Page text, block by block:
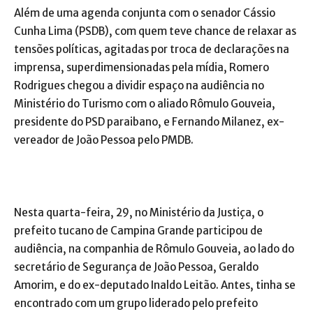
Além de uma agenda conjunta com o senador Cássio
Cunha Lima (PSDB), com quem teve chance de relaxar as
tensões políticas, agitadas por troca de declarações na
imprensa, superdimensionadas pela mídia, Romero
Rodrigues chegou a dividir espaço na audiência no
Ministério do Turismo com o aliado Rômulo Gouveia,
presidente do PSD paraibano, e Fernando Milanez, ex-
vereador de João Pessoa pelo PMDB.
Nesta quarta-feira, 29, no Ministério da Justiça, o
prefeito tucano de Campina Grande participou de
audiência, na companhia de Rômulo Gouveia, ao lado do
secretário de Segurança de João Pessoa, Geraldo
Amorim, e do ex-deputado Inaldo Leitão. Antes, tinha se
encontrado com um grupo liderado pelo prefeito